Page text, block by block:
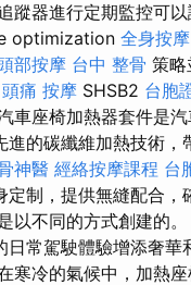
蹤器進行定期監控可
optimization 全身按摩
部按摩 台中 整骨 策略
頭痛 按摩 SHSB2 台胞
車座椅加熱器套件是
進的碳纖維加熱技術，
神醫 經絡按摩課程 台
定制，提供無縫配合，
以不同的方式創建的
日常駕駛體驗增添奢華
寒冷的氣候中，加熱